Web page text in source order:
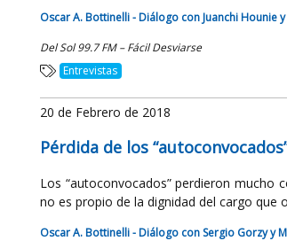
Oscar A. Bottinelli - Diálogo con Juanchi Hounie
Del Sol 99.7 FM – Fácil Desviarse
Entrevistas
20 de Febrero de 2018
Pérdida de los
Los “autoconvocados” perdieron mucho
no es propio de la dignidad del cargo que
Oscar A. Bottinelli - Diálogo con Sergio Gorzy y